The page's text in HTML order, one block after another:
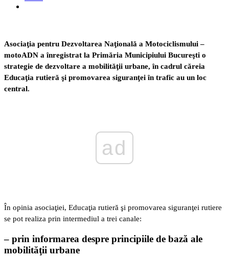
Asociaţia pentru Dezvoltarea Naţională a Motociclismului –
motoADN a înregistrat la Primăria Municipiului Bucureşti o
strategie de dezvoltare a mobilităţii urbane, în cadrul căreia
Educaţia rutieră şi promovarea siguranţei în trafic au un loc
central.
ad
În opinia asociaţiei, Educaţia rutieră şi promovarea siguranţei rutiere
se pot realiza prin intermediul a trei canale:
– prin informarea despre principiile de bază ale
mobilităţii urbane